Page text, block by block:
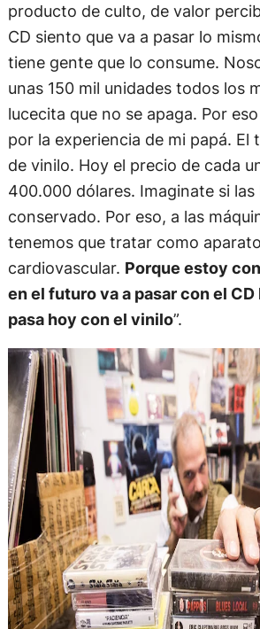
producto de culto, de valor
CD siento que va a pasar lo
tiene gente que lo consume.
unas 150 mil unidades todos los
lucecita que no se apaga. Por
por la experiencia de mi papá. El
de vinilo. Hoy el precio de cada
400.000 dólares. Imaginate si las
conservado. Por eso, a las
tenemos que tratar como
cardiovascular. Porque estoy
en el futuro va a pasar con el CD
pasa hoy con el vinilo”.